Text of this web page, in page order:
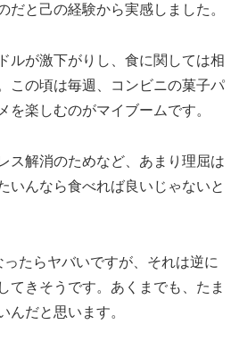
だと己の経験から実感しました。
ルが激下がりし、食に関しては相
この頃は毎週、コンビニの菓子パ
を楽しむのがマイブームです。
ス解消のためなど、あまり理屈は
いんなら食べれば良いじゃないと
たらヤバいですが、それは逆に
てきそうです。あくまでも、たま
んだと思います。